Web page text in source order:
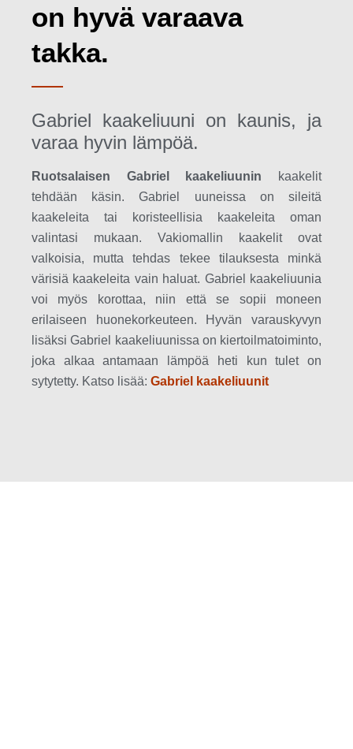
on hyvä varaava
takka.
Gabriel kaakeliuuni on kaunis, ja
varaa hyvin lämpöä.
Ruotsalaisen Gabriel kaakeliuunin kaakelit
tehdään käsin. Gabriel uuneissa on sileitä
kaakeleita tai koristeellisia kaakeleita oman
valintasi mukaan. Vakiomallin kaakelit ovat
valkoisia, mutta tehdas tekee tilauksesta minkä
värisiä kaakeleita vain haluat. Gabriel kaakeliuunia
voi myös korottaa, niin että se sopii moneen
erilaiseen huonekorkeuteen. Hyvän varauskyvyn
lisäksi Gabriel kaakeliuunissa on kiertoilmatoiminto,
joka alkaa antamaan lämpöä heti kun tulet on
sytytetty. Katso lisää: Gabriel kaakeliuunit